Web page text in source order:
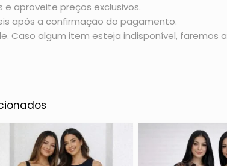
aproveite preços exclusivos.
após a confirmação do pagamento.
Caso algum item esteja indisponível, faremos a